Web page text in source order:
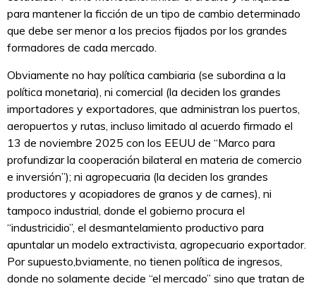
para mantener la ficción de un tipo de cambio determinado
que debe ser menor a los precios fijados por los grandes
formadores de cada mercado.
Obviamente no hay política cambiaria (se subordina a la
política monetaria), ni comercial (la deciden los grandes
importadores y exportadores, que administran los puertos,
aeropuertos y rutas, incluso limitado al acuerdo firmado el
13 de noviembre 2025 con los EEUU de “Marco para
profundizar la cooperación bilateral en materia de comercio
e inversión”); ni agropecuaria (la deciden los grandes
productores y acopiadores de granos y de carnes), ni
tampoco industrial, donde el gobierno procura el
“industricidio”, el desmantelamiento productivo para
apuntalar un modelo extractivista, agropecuario exportador.
Por supuesto,bviamente, no tienen política de ingresos,
donde no solamente decide “el mercado” sino que tratan de